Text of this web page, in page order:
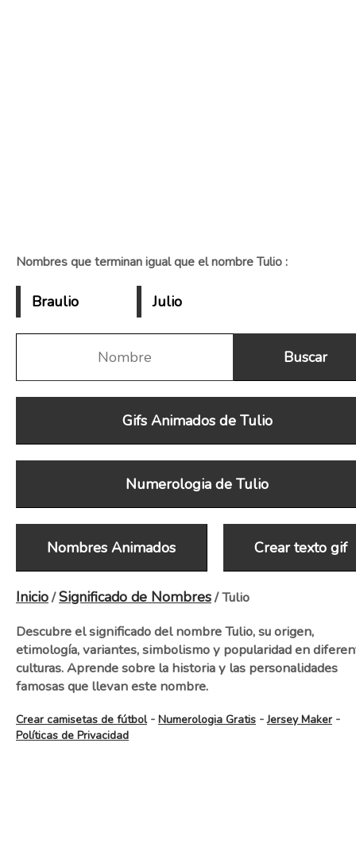
Nombres que terminan igual que el nombre Tulio :
Braulio Julio
Gifs Animados de Tulio
Numerologia de Tulio
Nombres Animados Crear texto gif
Inicio/Significado de Nombres/ Tulio
Descubre el significado del nombre Tulio, su origen,
etimología, variantes, simbolismo y popularidad en
culturas. Aprende sobre la historia y las personalidades
famosas que llevan este nombre.
Crear camisetas de fútbol- Numerologia Gratis -Jersey Maker-
Políticas de Privacidad